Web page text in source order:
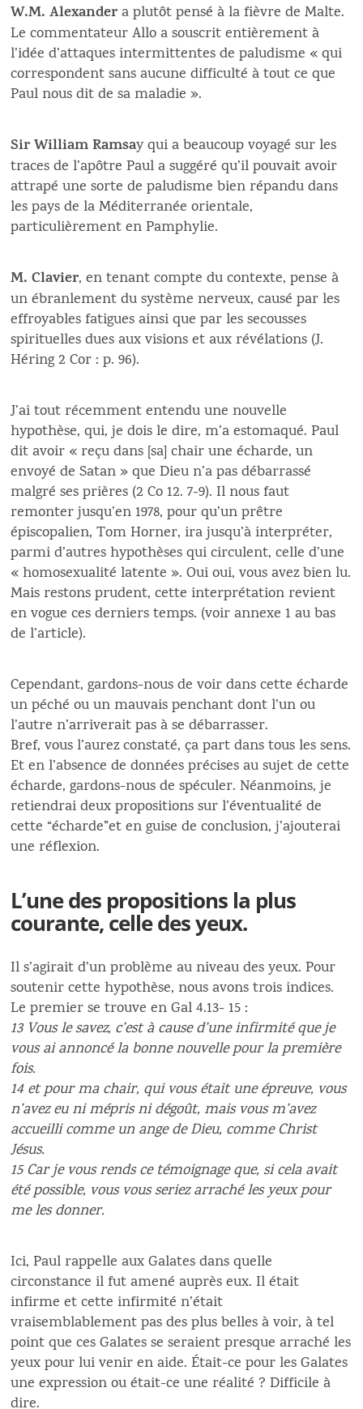
W.M. Alexandera plutôt pensé à la fièvre de Malte.
Le commentateur Allo a souscrit entièrement à
l’idée d’attaques intermittentes de paludisme « qui
correspondent sans aucune difficulté à tout ce que
Paul nous dit de sa maladie ».
Sir William Ramsay qui a beaucoup voyagé sur les
traces de l’apôtre Paul a suggéré qu’il pouvait avoir
attrapé une sorte de paludisme bien répandu dans
les pays de la Méditerranée orientale,
particulièrement en Pamphylie.
M. Clavier, en tenant compte du contexte, pense à
un ébranlement du système nerveux, causé par les
effroyables fatigues ainsi que par les secousses
spirituelles dues aux visions et aux révélations (J.
Héring 2 Cor : p. 96).
J’ai tout récemment entendu une nouvelle
hypothèse, qui, je dois le dire, m’a estomaqué. Paul
dit avoir « reçu dans [sa] chair une écharde, un
envoyé de Satan » que Dieu n’a pas débarrassé
malgré ses prières (2 Co 12. 7-9). Il nous faut
remonter jusqu’en 1978, pour qu’un prêtre
épiscopalien, Tom Horner, ira jusqu’à interpréter,
parmi d’autres hypothèses qui circulent, celle d’une
« homosexualité latente ». Oui oui, vous avez bien lu.
Mais restons prudent, cette interprétation revient
en vogue ces derniers temps. (voir annexe 1 au bas
de l’article).
Cependant, gardons-nous de voir dans cette écharde
un péché ou un mauvais penchant dont l’un ou
l’autre n’arriverait pas à se débarrasser.
Bref, vous l’aurez constaté, ça part dans tous les sens.
Et en l’absence de données précises au sujet de cette
écharde, gardons-nous de spéculer. Néanmoins, je
retiendrai deux propositions sur l’éventualité de
cette “écharde”et en guise de conclusion, j’ajouterai
une réflexion.
L’une des propositions la plus
courante, celle des yeux.
Il s’agirait d’un problème au niveau des yeux. Pour
soutenir cette hypothèse, nous avons trois indices.
Le premier se trouve en Gal 4.13- 15 :
13 Vous le savez, c’est à cause d’une infirmité que je
vous ai annoncé la bonne nouvelle pour la première
fois.
14 et pour ma chair, qui vous était une épreuve, vous
n’avez eu ni mépris ni dégoût, mais vous m’avez
accueilli comme un ange de Dieu, comme Christ
Jésus.
15 Car je vous rends ce témoignage que, si cela avait
été possible, vous vous seriez arraché les yeux pour
me les donner.
Ici, Paul rappelle aux Galates dans quelle
circonstance il fut amené auprès eux. Il était
infirme et cette infirmité n’était
vraisemblablement pas des plus belles à voir, à tel
point que ces Galates se seraient presque arraché les
yeux pour lui venir en aide. Était-ce pour les Galates
une expression ou était-ce une réalité ? Difficile à
dire.